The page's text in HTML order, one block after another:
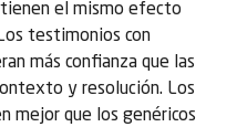
el mismo efecto
testimonios con
más confianza que las
y resolución. Los
mejor que los genéricos